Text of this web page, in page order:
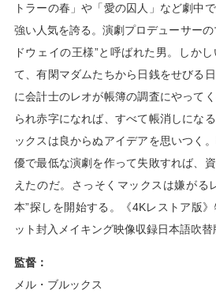
トラーの春」や「愛の囚人」など劇中
強い人気を誇る。演劇プロデューサー
ドウェイの王様”と呼ばれた男。しか
て、有閑マダムたちから日銭をせびる
に会計士のレオが帳簿の調査にやって
られ赤字になれば、すべて帳消しにな
ックスは良からぬアイデアを思いつく
優で最低な演劇を作って失敗すれば、
えたのだ。さっそくマックスは嫌がる
本”探しを開始する。《4Kレストア版
ット封入メイキング映像収録日本語吹替
監督：
メル・ブルックス